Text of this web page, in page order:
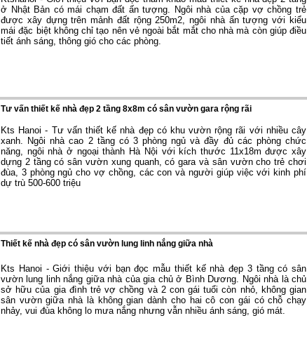
ở Nhật Bản có mái chạm đất ấn tượng. Ngôi nhà của cặp vợ chồng trẻ
được xây dựng trên mảnh đất rộng 250m2, ngôi nhà ấn tượng với kiểu
mái đặc biệt không chỉ tạo nên vẻ ngoài bắt mắt cho nhà mà còn giúp điều
tiết ánh sáng, thông gió cho các phòng.
Tư vấn thiết kế nhà đẹp 2 tầng 8x8m có sân vườn gara rộng rãi
Kts Hanoi - Tư vấn thiết kế nhà đẹp có khu vườn rộng rãi với nhiều cây
xanh. Ngôi nhà cao 2 tầng có 3 phòng ngủ và đầy đủ các phòng chức
năng, ngôi nhà ở ngoại thành Hà Nội với kích thước 11x18m được xây
dựng 2 tầng có sân vườn xung quanh, có gara và sân vườn cho trẻ chơi
đùa, 3 phòng ngủ cho vợ chồng, các con và người giúp việc với kinh phí
dự trù 500-600 triệu
Thiết kế nhà đẹp có sân vườn lung linh nắng giữa nhà
Kts Hanoi - Giới thiệu với bạn đọc mẫu thiết kế nhà đẹp 3 tầng có sân
vườn lung linh nắng giữa nhà của gia chủ ở Bình Dương. Ngôi nhà là chủ
sở hữu của gia đình trẻ vợ chồng và 2 con gái tuổi còn nhỏ, không gian
sân vườn giữa nhà là không gian dành cho hai cô con gái có chỗ chạy
nhảy, vui đùa không lo mưa nắng nhưng vẫn nhiều ánh sáng, gió mát.